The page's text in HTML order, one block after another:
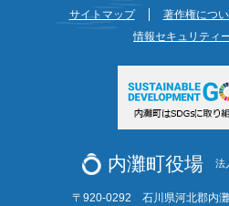
サイトマップ 著作権につ
情報セキュリティ
内灘町役場 法
〒920-0292 石川県河北郡内